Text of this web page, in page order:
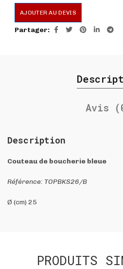
AJOUTER AU DEVIS
Partager
Avis
Description
Couteau de boucherie bleue
Référence: TOPBKS26/B
Ø (cm) 25
PRODUITS